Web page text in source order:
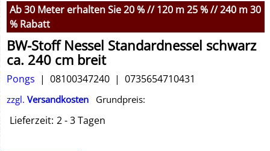
Ab 30 Meter erhalten Sie 20 % // 120 m 25 % // 240 m 30
% Rabatt
BW-Stoff Nessel Standardnessel schwarz
ca. 240 cm breit
Pongs 08100347240 0735654710431
zzgl. Versandkosten Grundpreis:
Lieferzeit: 2 - 3 Tagen